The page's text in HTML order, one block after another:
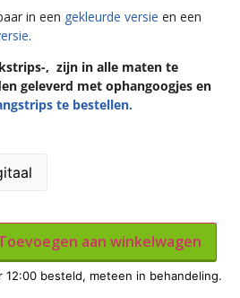
in een gekleurde versie en een
.
, zijn in alle maten te
geleverd met ophangoogjes en
te bestellen.
aan winkelwagen